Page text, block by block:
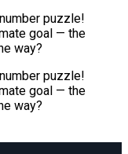
puzzle!
goal — the
way?
puzzle!
goal — the
way?